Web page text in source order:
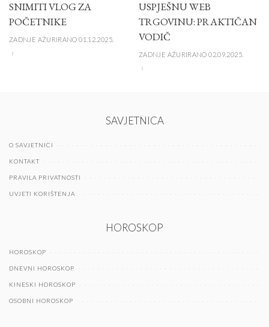
SNIMITI VLOG ZA
POČETNIKE
ZADNJE AŽURIRANO 01.12.2025.
USPJEŠNU WEB
TRGOVINU: PRAKTIČAN
VODIČ
ZADNJE AŽURIRANO 02.09.2025.
SAVJETNICA
O SAVJETNICI
KONTAKT
PRAVILA PRIVATNOSTI
UVJETI KORIŠTENJA
HOROSKOP
HOROSKOP
DNEVNI HOROSKOP
KINESKI HOROSKOP
OSOBNI HOROSKOP